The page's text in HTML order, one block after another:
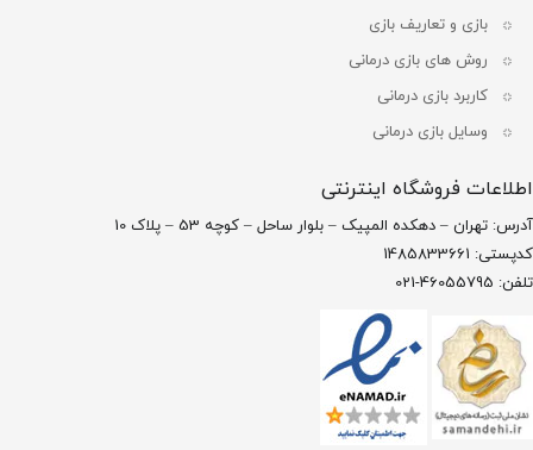
بازی و تعاریف بازی
روش های بازی درمانی
کاربرد بازی درمانی
وسایل بازی درمانی
اطلاعات فروشگاه اینترنتی
آدرس: تهران – دهکده المپیک – بلوار ساحل – کوچه 53 – پلاک 10
کدپستی: 1485833661
تلفن: 46055795-021